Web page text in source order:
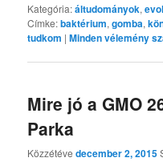
Kategória:áltudományok,
Címke:baktérium,gomba,
tudkom |Minden vélemény
Mire jó a GMO
Parka
Közzétévedecember 2, 2015